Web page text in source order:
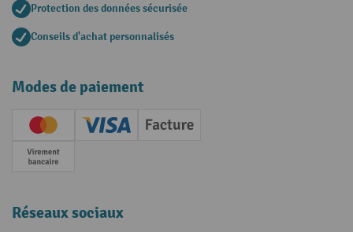
Protection des données sécurisée
Conseils d'achat personnalisés
Modes de paiement
Creditcard (Master)Creditcard (Visa)
Facture
Paiement anticipé
Réseaux sociaux